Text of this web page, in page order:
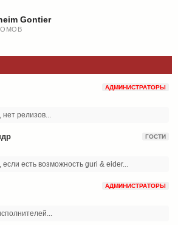
Gontier
АДМИНИСТРАТОРЫ
нет релизов...
ГОСТИ
если есть возможность guri & eider...
АДМИНИСТРАТОРЫ